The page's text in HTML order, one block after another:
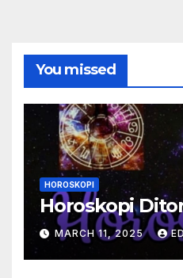
You missed
HOROSKOPI
Horoskopi
MARCH 11, 2025